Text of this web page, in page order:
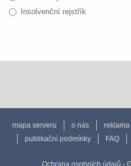
Insolvenční rejstřík
mapa serveru o nás reklama
publikační podmínky
FAQ
Ochrana osobních údajů -